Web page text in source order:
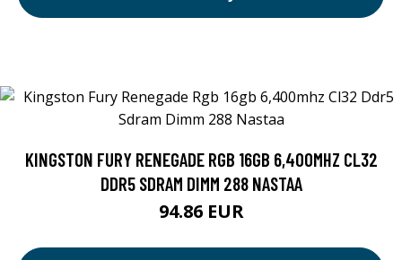
KINGSTON FURY RENEGADE RGB 16GB 6,400MHZ CL32
DDR5 SDRAM DIMM 288 NASTAA
94.86 EUR